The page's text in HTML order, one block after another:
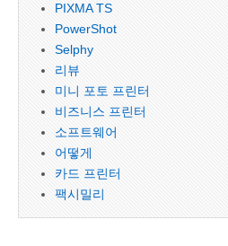
PIXMA TS
PowerShot
Selphy
리뷰
미니 포토 프린터
비즈니스 프린터
소프트웨어
어떻게
카드 프린터
팩시밀리